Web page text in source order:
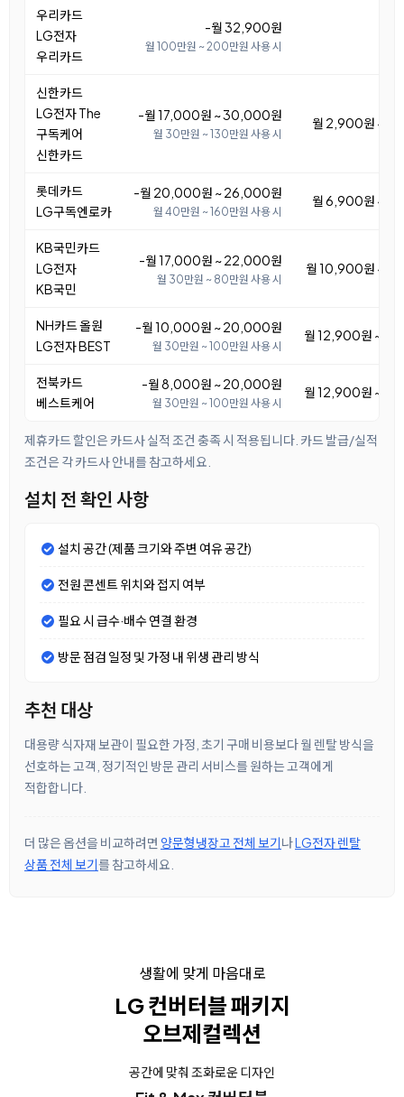
우리카드
LG전자
우리카드
-월 32,900원
월 100만원 ~ 200만원 사용 시
신한카드
LG전자 The
구독케어
신한카드
-월 17,000원 ~ 30,000원
월 30만원 ~ 130만원 사용 시
월 2,900원 ~
롯데카드
LG구독엔로카
-월 20,000원 ~ 26,000원
월 40만원 ~ 160만원 사용 시
월 6,900원 ~
KB국민카드
LG전자
KB국민
-월 17,000원 ~ 22,000원
월 30만원 ~ 80만원 사용 시
월 10,900원 ~
NH카드 올원
LG전자 BEST
-월 10,000원 ~ 20,000원
월 30만원 ~ 100만원 사용 시
월 12,900원 ~
전북카드
베스트케어
-월 8,000원 ~ 20,000원
월 30만원 ~ 100만원 사용 시
월 12,900원 ~
제휴카드 할인은 카드사 실적 조건 충족 시 적용됩니다. 카드 발급/실적
조건은 각 카드사 안내를 참고하세요.
설치 전 확인 사항
설치 공간 (제품 크기와 주변 여유 공간)
전원 콘센트 위치와 접지 여부
필요 시 급수·배수 연결 환경
방문 점검 일정 및 가정 내 위생 관리 방식
추천 대상
대용량 식자재 보관이 필요한 가정, 초기 구매 비용보다 월 렌탈 방식을
선호하는 고객, 정기적인 방문 관리 서비스를 원하는 고객에게
적합합니다.
더 많은 옵션을 비교하려면 양문형냉장고 전체 보기나LG전자 렌탈
상품 전체 보기를 참고하세요.
생활에 맞게 마음대로
LG 컨버터블 패키지
오브제컬렉션
공간에 맞춰 조화로운 디자인